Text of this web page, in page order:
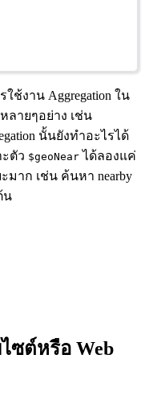
ช้งาน Aggregation ใน
ลายๆอย่าง เช่น
นั้นยังทำอะไรได้
ตัว $geoNear ได้ลองแค่
มาก เช่น ค้นหา nearby
น
ซต์หรือ Web